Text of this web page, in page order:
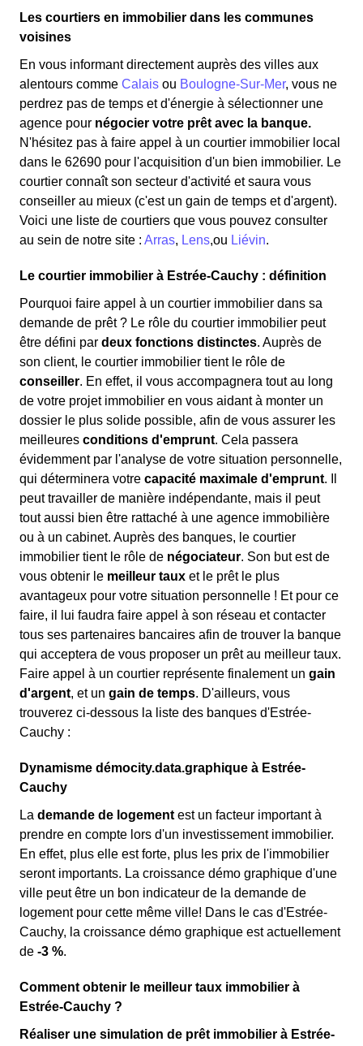
Les courtiers en immobilier dans les communes
voisines
En vous informant directement auprès des villes aux
alentours comme Calais ou Boulogne-Sur-Mer, vous ne
perdrez pas de temps et d'énergie à sélectionner une
agence pour négocier votre prêt avec la banque.
N'hésitez pas à faire appel à un courtier immobilier local
dans le 62690 pour l'acquisition d'un bien immobilier. Le
courtier connaît son secteur d'activité et saura vous
conseiller au mieux (c'est un gain de temps et d'argent).
Voici une liste de courtiers que vous pouvez consulter
au sein de notre site : Arras, Lens,ou Liévin.
Le courtier immobilier à Estrée-Cauchy : définition
Pourquoi faire appel à un courtier immobilier dans sa
demande de prêt ? Le rôle du courtier immobilier peut
être défini par deux fonctions distinctes. Auprès de
son client, le courtier immobilier tient le rôle de
conseiller. En effet, il vous accompagnera tout au long
de votre projet immobilier en vous aidant à monter un
dossier le plus solide possible, afin de vous assurer les
meilleures conditions d'emprunt. Cela passera
évidemment par l'analyse de votre situation personnelle,
qui déterminera votre capacité maximale d'emprunt. Il
peut travailler de manière indépendante, mais il peut
tout aussi bien être rattaché à une agence immobilière
ou à un cabinet. Auprès des banques, le courtier
immobilier tient le rôle de négociateur. Son but est de
vous obtenir le meilleur taux et le prêt le plus
avantageux pour votre situation personnelle ! Et pour ce
faire, il lui faudra faire appel à son réseau et contacter
tous ses partenaires bancaires afin de trouver la banque
qui acceptera de vous proposer un prêt au meilleur taux.
Faire appel à un courtier représente finalement un gain
d'argent, et un gain de temps. D'ailleurs, vous
trouverez ci-dessous la liste des banques d'Estrée-
Cauchy :
Dynamisme démocity.data.graphique à Estrée-
Cauchy
La demande de logement est un facteur important à
prendre en compte lors d'un investissement immobilier.
En effet, plus elle est forte, plus les prix de l'immobilier
seront importants. La croissance démo graphique d'une
ville peut être un bon indicateur de la demande de
logement pour cette même ville! Dans le cas d'Estrée-
Cauchy, la croissance démo graphique est actuellement
de -3 %.
Comment obtenir le meilleur taux immobilier à
Estrée-Cauchy ?
Réaliser une simulation de prêt immobilier à Estrée-